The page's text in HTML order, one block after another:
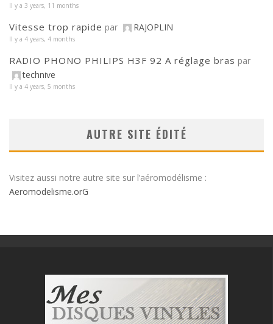
Il y a 3 years, 11 months
Vitesse trop rapide par RAJOPLIN
Il y a 4 years, 4 months
RADIO PHONO PHILIPS H3F 92 A réglage bras par
technive
Il y a 4 years, 5 months
AUTRE SITE ÉDITÉ
Visitez aussi notre autre site sur l’aéromodélisme :
Aeromodelisme.orG